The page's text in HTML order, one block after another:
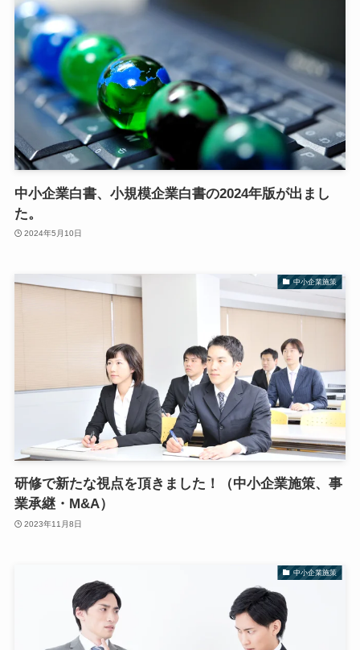
中小企業白書、小規模企業白書の2024年版が出まし
た。
2024年5月10日
中小企業施策
研修で新たな視点を頂きました！（中小企業施策、事
業承継・M&A）
2023年11月8日
中小企業施策